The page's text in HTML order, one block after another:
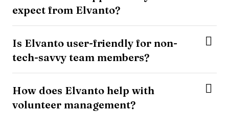
expect from Elvanto?
Is Elvanto user-friendly for non-
tech-savvy team members?
How does Elvanto help with
volunteer management?